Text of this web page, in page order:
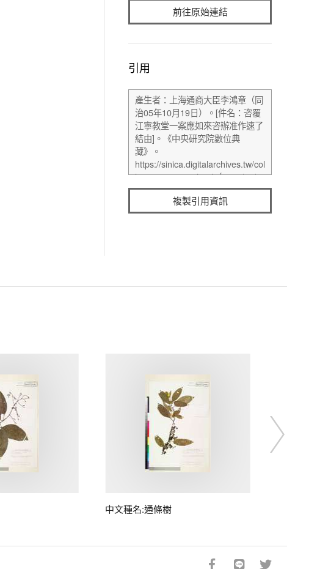
前往原始連結
引用
複製引用資訊
中文種名:通條樹